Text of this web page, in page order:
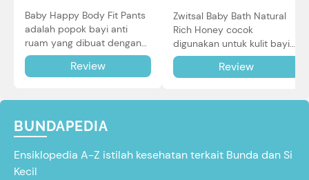
Baby Happy Body Fit Pants
adalah popok bayi anti
ruam yang dibuat dengan
teknologi Air Through
Technology.Review
Zwitsal Baby Bath Natural
Rich Honey cocok
digunakan untuk kulit bayi
baru lahir bahkan kulit
sensitif sekalipun. Simak
Review
BUNDAPEDIA
Ensiklopedia A-Z istilah kesehatan terkait Bunda dan Si
Kecil